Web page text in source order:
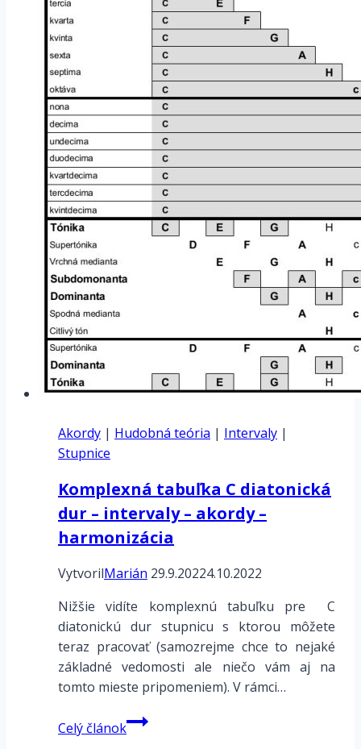
Akordy | Hudobná teória | Intervaly |
Stupnice
Komplexná tabuľka C diatonická
dur – intervaly – akordy –
harmonizácia
VytvorilMarián 29.9.20224.10.2022
Nižšie vidíte komplexnú tabuľku pre C
diatonickú dur stupnicu s ktorou môžete
teraz pracovať (samozrejme chce to nejaké
základné vedomosti ale niečo vám aj na
tomto mieste pripomeniem). V rámci…
Celý článokKomplexná
tabuľka